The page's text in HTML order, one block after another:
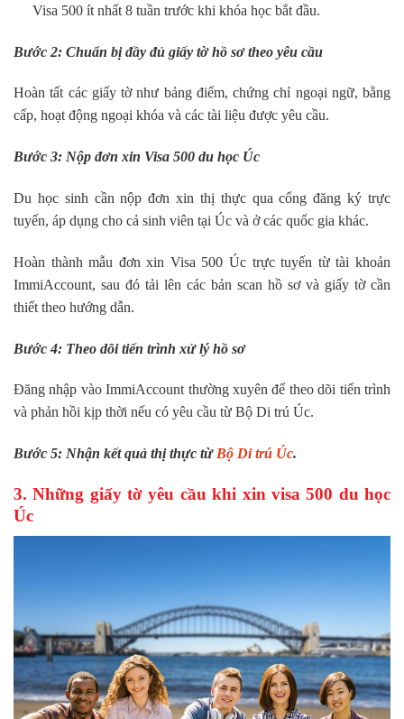
Visa 500 ít nhất 8 tuần trước khi khóa học bắt đầu.
Bước 2: Chuẩn bị đầy đủ giấy tờ hồ sơ theo yêu cầu
Hoàn tất các giấy tờ như bảng điểm, chứng chỉ ngoại ngữ, bằng
cấp, hoạt động ngoại khóa và các tài liệu được yêu cầu.
Bước 3: Nộp đơn xin Visa 500 du học Úc
Du học sinh cần nộp đơn xin thị thực qua cổng đăng ký trực
tuyến, áp dụng cho cả sinh viên tại Úc và ở các quốc gia khác.
Hoàn thành mẫu đơn xin Visa 500 Úc trực tuyến từ tài khoản
ImmiAccount, sau đó tải lên các bản scan hồ sơ và giấy tờ cần
thiết theo hướng dẫn.
Bước 4: Theo dõi tiến trình xử lý hồ sơ
Đăng nhập vào ImmiAccount thường xuyên để theo dõi tiến trình
và phản hồi kịp thời nếu có yêu cầu từ Bộ Di trú Úc.
Bước 5: Nhận kết quả thị thực từ Bộ Di trú Úc.
3. Những giấy tờ yêu cầu khi xin visa 500 du học
Úc